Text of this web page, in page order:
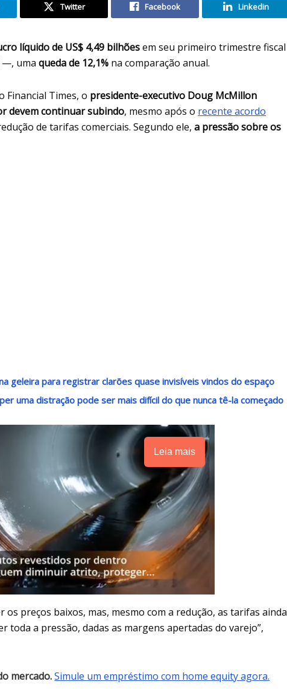
Twitter Facebook Linkedin
líquido de US$ 4,49 bilhõesem seu primeiro trimestre fiscal
—, uma queda de 12,1% na comparação anual.
Financial Times, o presidente-executivo Doug McMillon
devem continuar subindo, mesmo após o recente acordo
de tarifas comerciais. Segundo ele, a pressão sobre os
geleira para registrar clarões quase invisíveis vindos do espaço
uma distração pode ser mais difícil do que nunca tê-la começado
Leia mais
preços baixos, mas, mesmo com a redução, as tarifas ainda
toda a pressão, dadas as margens apertadas do varejo”,
mercado.Simule um empréstimo com home equity agora.